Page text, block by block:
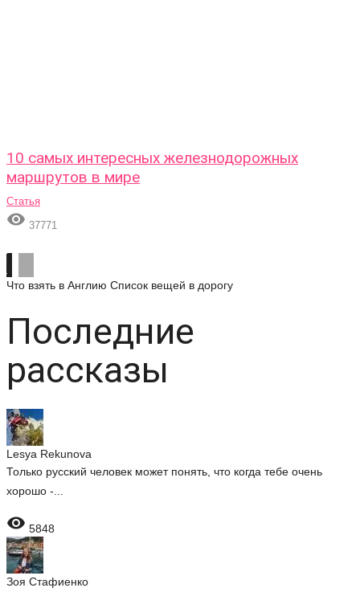
10 самых интересных железнодорожных
маршрутов в мире
Статья
 37771
Что взять в Англию Список вещей в дорогу
Последние
рассказы
Lesya Rekunova
Только русский человек может понять, что когда тебе очень
хорошо -...
 5848
Зоя Стафиенко